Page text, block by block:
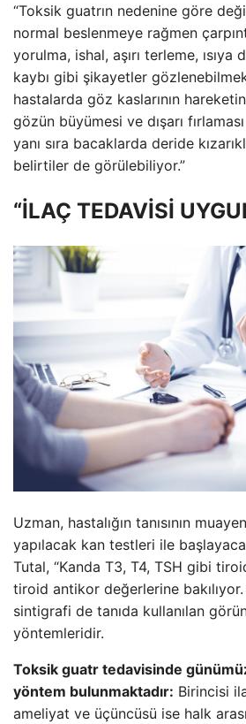
“Toksik guatrın nedenine göre
normal beslenmeye rağmen
yorulma, ishal, aşırı terleme,
kaybı gibi şikayetler
hastalarda göz kaslarının
gözün büyümesi ve dışarı
yanı sıra bacaklarda deride
belirtiler de görülebiliyor.”
“İLAÇ TEDAVİSİ
Uzman, hastalığın tanısının
yapılacak kan testleri ile
Tutal, “Kanda T3, T4, TSH gibi
tiroid antikor değerlerine
sintigrafi de tanıda kullanılan
yöntemleridir.
Toksik guatr tedavisinde
yöntem bulunmaktadır: Birincisi
ameliyat ve üçüncüsü ise halk